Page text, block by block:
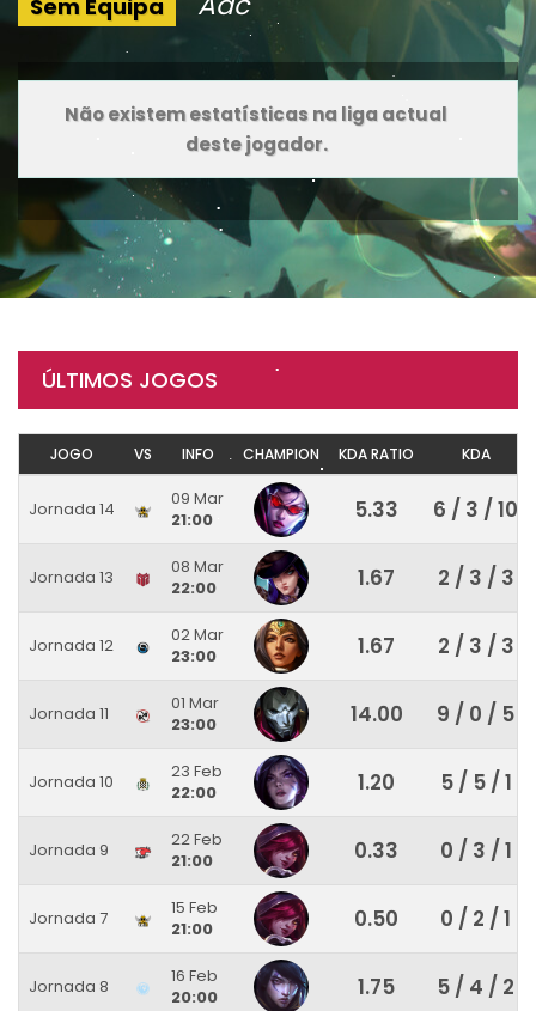
Sem Equipa
Não existem estatísticas na liga actual
deste jogador.
ÚLTIMOS JOGOS
JOGO VS INFO CHAMPION KDA RATIO KDA
Jornada 14
09 Mar
21:00
5.33 6 / 3 / 10
Jornada 13
08 Mar
22:00
1.67 2 / 3 / 3
Jornada 12
02 Mar
23:00
1.67 2 / 3 / 3
Jornada 11
01 Mar
23:00
14.00 9 / 0 / 5
Jornada 10
23 Feb
22:00
1.20 5 / 5 / 1
Jornada 9
22 Feb
21:00
0.33 0 / 3 / 1
Jornada 7
15 Feb
21:00
0.50 0 / 2 / 1
Jornada 8
16 Feb
20:00
1.75 5 / 4 / 2